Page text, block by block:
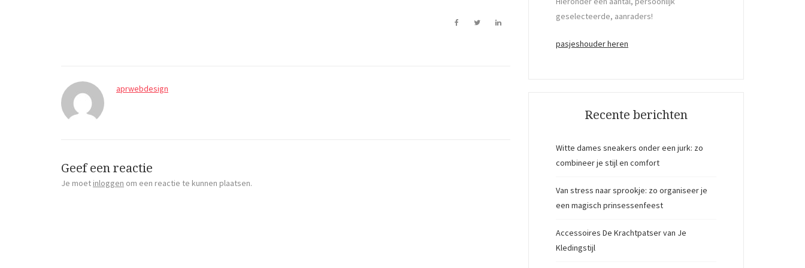
aprwebdesign
Geef een reactie
Je moet inloggen om een reactie te kunnen plaatsen.
geselecteerde, aanraders!
pasjeshouder heren
Recente berichten
Witte dames sneakers onder een jurk: zo
combineer je stijl en comfort
Van stress naar sprookje: zo organiseer je
een magisch prinsessenfeest
Accessoires De Krachtpatser van Je
Kledingstijl